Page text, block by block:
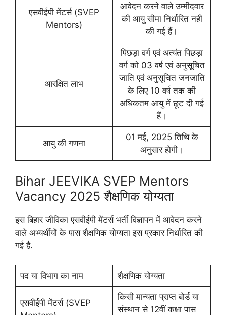
एसवीईपी मेंटर्स (SVEP
Mentors)
आवेदन करने वाले उम्मीदवार
की आयु सीमा निर्धारित नही
की गई हैं।
आरक्षित लाभ
पिछड़ा वर्ग एवं अत्यंत पिछड़ा
वर्ग को 03 वर्ष एवं अनुसूचित
जाति एवं अनुसूचित जनजाति
के लिए 10 वर्ष तक की
अधिकतम आयु में छूट दी गई
हैं।
आयु की गणना
01 मई, 2025 तिथि के
अनुसार होगी।
Bihar JEEVIKA SVEP Mentors
Vacancy 2025 शैक्षणिक योग्यता
इस बिहार जीविका एसवीईपी मेंटर्स भर्ती विज्ञापन में आवेदन करने
वाले अभ्यर्थीयों के पास शैक्षणिक योग्यता इस प्रकार निर्धारित की
गई है.
पद या विभाग का नाम शैक्षणिक योग्यता
एसवीईपी मेंटर्स (SVEP
किसी मान्यता प्राप्त बोर्ड या
संस्थान से 12वीं कक्षा पास